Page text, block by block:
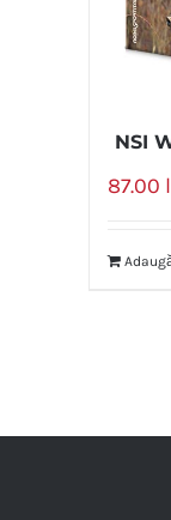
NSI
87.00